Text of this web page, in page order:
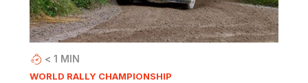
< 1 MIN
WORLD RALLY CHAMPIONSHIP